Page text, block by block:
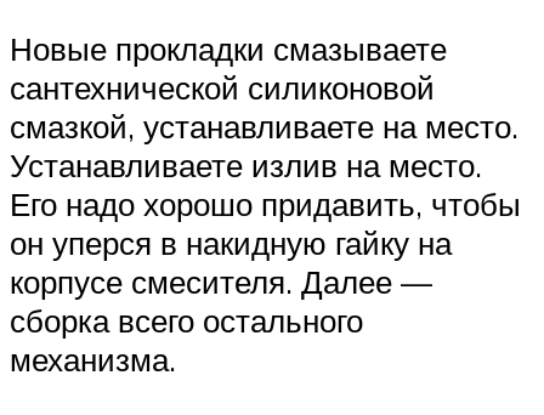
Новые прокладки смазываете
сантехнической силиконовой
смазкой, устанавливаете на место.
Устанавливаете излив на место.
Его надо хорошо придавить, чтобы
он уперся в накидную гайку на
корпусе смесителя. Далее —
сборка всего остального
механизма.